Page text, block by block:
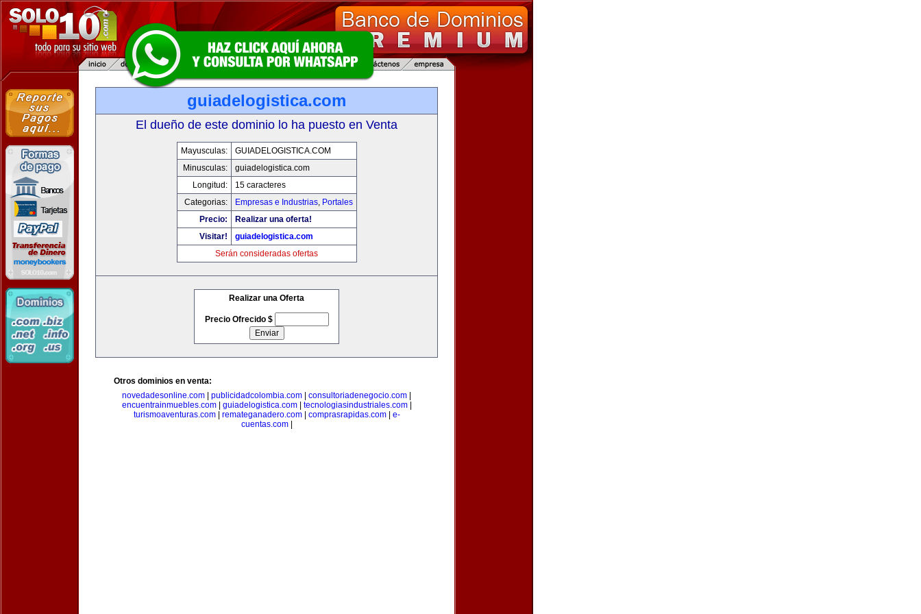
guiadelogistica.com
El dueño de este dominio lo ha puesto en Venta
Mayusculas:
GUIADELOGISTICA.COM
Minusculas:
guiadelogistica.com
Longitud:
15 caracteres
Categorias:
Empresas e Industrias, Portales
Precio:
Realizar una oferta!
Visitar!
guiadelogistica.com
Serán consideradas ofertas
Realizar una Oferta
Precio Ofrecido $
Otros dominios en venta:
novedadesonline.com
publicidadcolombia.com consultoriadenegocio.com
encuentrainmuebles.com| guiadelogistica.com| tecnologiasindustriales.com|
turismoaventuras.com| remateganadero.com| comprasrapidas.com| e-
cuentas.com|